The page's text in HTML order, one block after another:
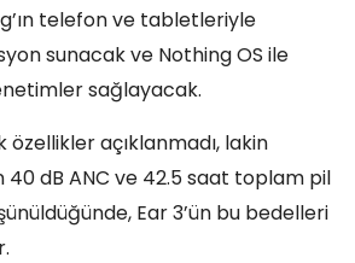
telefon ve tabletleriyle
sunacak ve Nothing OS ile
sağlayacak.
özellikler açıklanmadı, lakin
dB ANC ve 42.5 saat toplam pil
Ear 3’ün bu bedelleri